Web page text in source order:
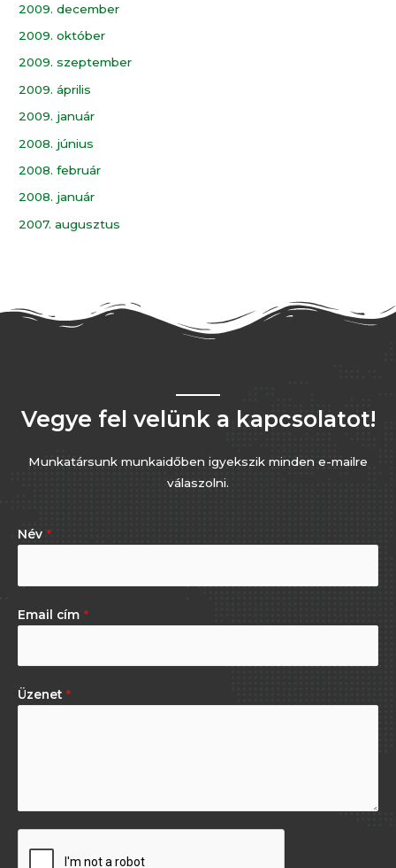
2009. december
2009. október
2009. szeptember
2009. április
2009. január
2008. június
2008. február
2008. január
2007. augusztus
Vegye fel velünk a kapcsolatot!
Munkatársunk munkaidőben igyekszik minden e-mailre
válaszolni.
Név *
Email cím *
Üzenet *